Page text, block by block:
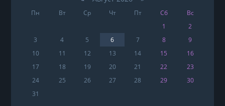
Пн Вт Ср Чт Пт Сб
Вс
1
2
3
4 5 6 7 8
9
10
11 12 13 14 15
16
17
18 19 20 21 22
23
24
25 26 27 28 29
30
31